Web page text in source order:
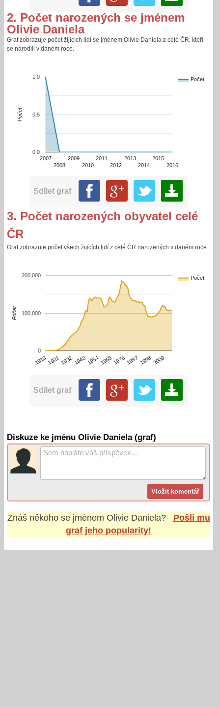
2. Počet narozených se jménem
Olivie Daniela
Graf zobrazuje počet žijících lidí se jménem Olivie Daniela z celé ČR, kteří
se narodili v daném roce.
Počet
2007
2008
2009
2010
2011
2012
2013
2014
2015
2016
0.0
0.5
1.0
Počet
Sdílet graf
3. Počet narozených obyvatel celé
ČR
Graf zobrazuje počet všech žijících lidí z celé ČR narozených v daném roce.
Počet
1910 1921193219431954 1965 1976 1987 19982009
0
100,000
200,000
Počet
Sdílet graf
Diskuze ke jménu Olivie Daniela (graf)
Znáš někoho se jménem Olivie Daniela?
Pošli mu
graf jeho popularity!